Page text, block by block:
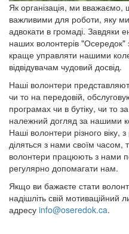
Як організація, ми
важливими для роботи, яку
адвокати в громаді. Завдяки
наших волонтерів "Осередок"
краще управляти нашими
відвідувачам чудовий досвід.
Наші волонтери
чи то на передовій,
програмах чи в бутіку, чи то
належний догляд за нашими
Наші волонтери різного віку,
діляться з нами своїм часом,
волонтери працюють з нами
регулярно допомагати нам.
Якщо ви бажаєте стати
надішліть свій мотиваційний
адресу info@oseredok.ca.